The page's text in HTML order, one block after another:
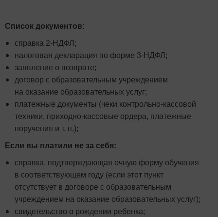
Список документов:
справка 2-НДФЛ;
налоговая декларация по форме 3-НДФЛ;
заявление о возврате;
договор с образовательным учреждением
на оказание образовательных услуг;
платежные документы (чеки контрольно-кассовой
техники, приходно-кассовые ордера, платежные
поручения и т. п.);
Если вы платили не за себя:
справка, подтверждающая очную форму обучения
в соответствующем году (если этот пункт
отсутствует в договоре с образовательным
учреждением на оказание образовательных услуг);
свидетельство о рождении ребенка;